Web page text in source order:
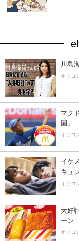
川島
オリコ
マク
園」
オリコ
イケ
キュ
オリコ
大好
ーン
オリコ